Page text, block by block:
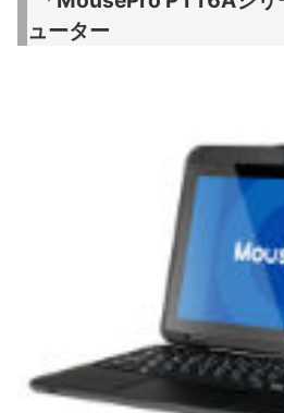
ューター